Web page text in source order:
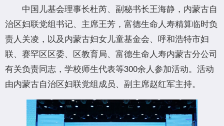
中国儿基会理事长杜芮、副秘书长王海静，内蒙古自
治区妇联党组书记、主席王芳，富德生命人寿精算临时负
责人关凌，以及内蒙古妇女儿童基金会、呼和浩特市妇
联、赛罕区区委、区教育局、富德生命人寿内蒙古分公司
有关负责同志，学校师生代表等300余人参加活动。活动
由内蒙古自治区妇联党组成员、副主席赵红军主持。